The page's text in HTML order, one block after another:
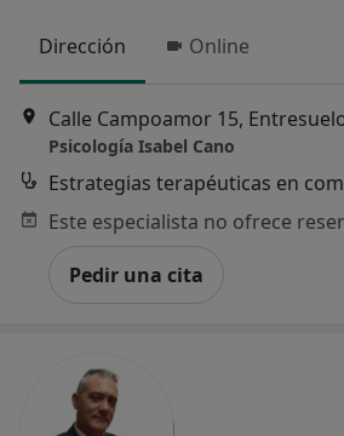
Dirección Online
Psicología Isabel Cano
Pedir una cita